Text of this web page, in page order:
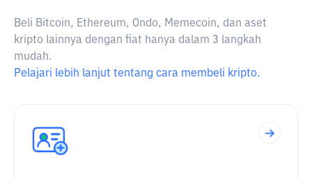
Beli Bitcoin, Ethereum, Ondo, Memecoin, dan aset
kripto lainnya dengan fiat hanya dalam 3 langkah
mudah.
Pelajari lebih lanjut tentang cara membeli kripto.